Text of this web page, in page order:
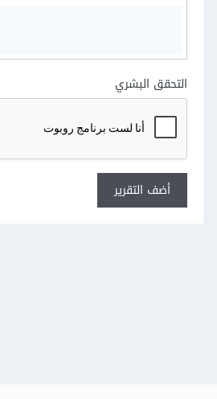
التحقق البشري
أضف التقرير